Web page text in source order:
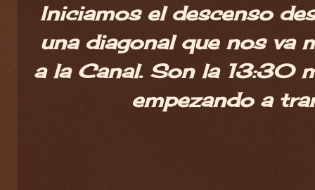
Iniciamos el descenso
una diagonal que nos va
a la Canal. Son la 13:30
empezando a